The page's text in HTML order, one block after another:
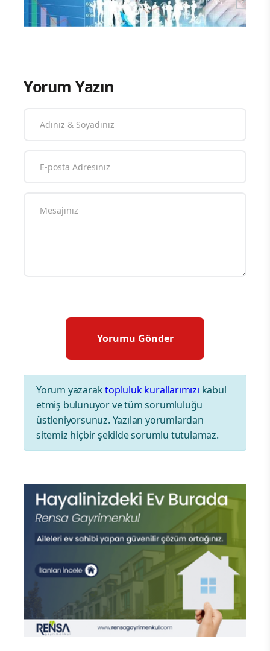
Yorum Yazın
Yorum yazaraktopluluk kurallarımızı kabul
etmiş bulunuyor ve tüm sorumluluğu
üstleniyorsunuz. Yazılan yorumlardan
sitemiz hiçbir şekilde sorumlu tutulamaz.
DÜNYA
Xi’den iki subaya generallik
terfi sertifikası
GÜNCELLEME:03.07.2026 - 15:32
Çin Cumhurbaşkanı ve Merkezi Askeri
Komisyon Başkanı Xi Jinping, bugün
düzenlenen törende iki subaya